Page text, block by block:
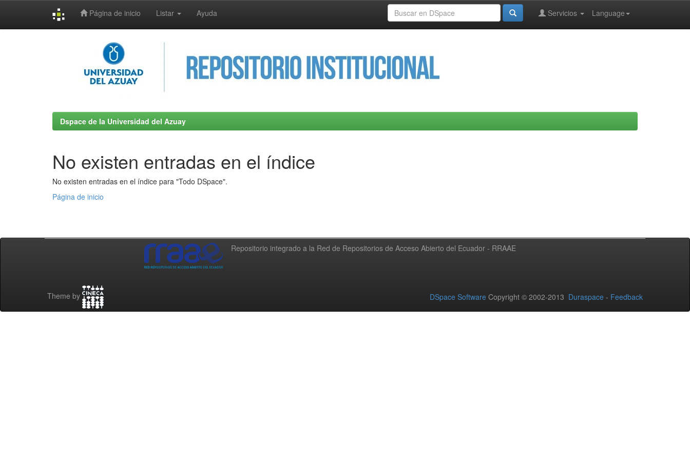
Página de inicio Listar Ayuda Language
Servicios
Dspace de la Universidad del Azuay
No existen entradas en el índice
No existen entradas en el índice para "Todo DSpace".
Página de inicio
Repositorio integrado a la Red de Repositorios de Acceso Abierto del Ecuador - RRAAE
Theme by DSpace Software Copyright © 2002-2013 Duraspace - Feedback